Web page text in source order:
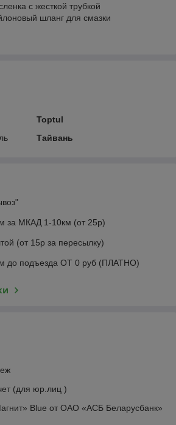
с жесткой трубкой
шланг для смазки
Toptul
Тайвань
за МКАД 1-10км (от 25р)
(от 15р за пересылку)
до подъезда ОТ 0 руб (ПЛАТНО)
(для юр.лиц )
Blue от ОАО «АСБ Беларусбанк»